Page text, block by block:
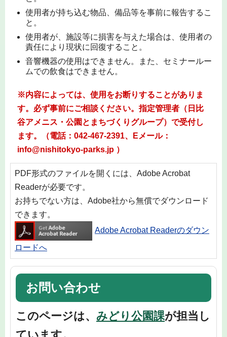
使用者が持ち込む物品、備品等を事前に報告するこ
と。
使用者が、施設等に損害を与えた場合は、使用者の
責任により現状に回復すること。
音響機器の使用はできません。また、セミナールー
ムでの飲食はできません。
※内容によっては、使用をお断りすることがありま
す。必ず事前にご相談ください。指定管理者（日比
谷アメニス・公園とまちづくりグループ）で受付し
ます。（電話：042-467-2391、Eメール：
info@nishitokyo-parks.jp ）
PDF形式のファイルを開くには、Adobe Acrobat
Readerが必要です。
お持ちでない方は、Adobe社から無償でダウンロード
できます。
Adobe Acrobat Readerのダウン
ロードへ
お問い合わせ
このページは、 みどり公園課が担当し